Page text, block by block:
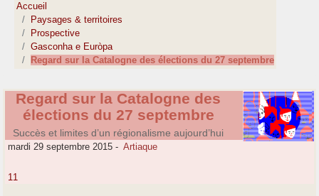
Accueil
Paysages & territoires
Prospective
Gasconha e Euròpa
Regard sur la Catalogne des élections du 27 septembre
Regard sur la Catalogne des
élections du 27 septembre
Succès et limites d’un régionalisme aujourd’hui
mardi 29 septembre 2015 - Artiaque
11